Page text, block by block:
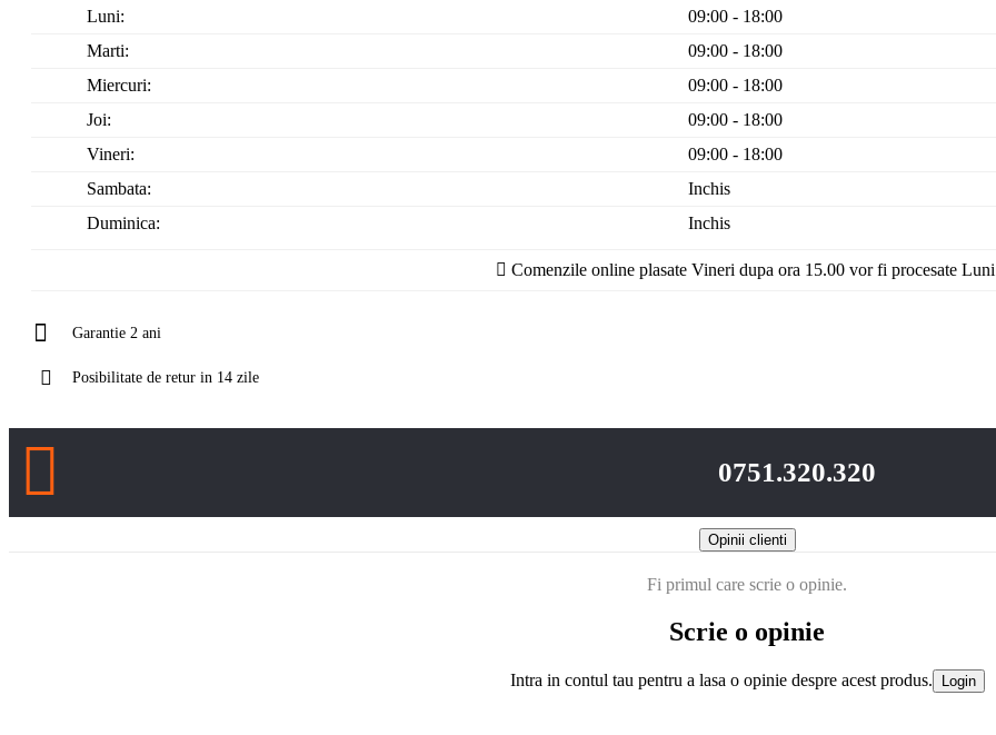
Luni:
09:00 - 18:00
Marti:
09:00 - 18:00
Miercuri:
09:00 - 18:00
Joi:
09:00 - 18:00
Vineri:
09:00 - 18:00
Sambata:
Inchis
Duminica:
Inchis
Comenzile online plasate Vineri dupa ora 15.00 vor fi procesate
Garantie 2 ani
Posibilitate de retur in 14 zile
0751.320.320
Opinii clienti
Fi primul care scrie o opinie.
Scrie o opinie
Intra in contul tau pentru a lasa o opinie despre acest produs. Login